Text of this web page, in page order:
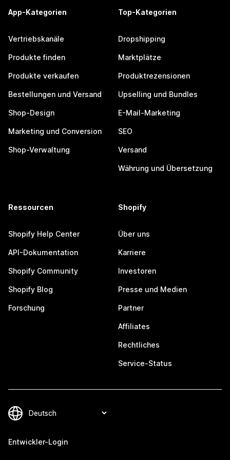
App-Kategorien
Vertriebskanäle
Produkte finden
Produkte verkaufen
Bestellungen und Versand
Shop-Design
Marketing und Conversion
Shop-Verwaltung
Top-Kategorien
Dropshipping
Marktplätze
Produktrezensionen
Upselling und Bundles
E-Mail-Marketing
SEO
Versand
Währung und Übersetzung
Ressourcen
Shopify Help Center
API-Dokumentation
Shopify Community
Shopify Blog
Forschung
Shopify
Über uns
Karriere
Investoren
Presse und Medien
Partner
Affiliates
Rechtliches
Service-Status
Entwickler-Login